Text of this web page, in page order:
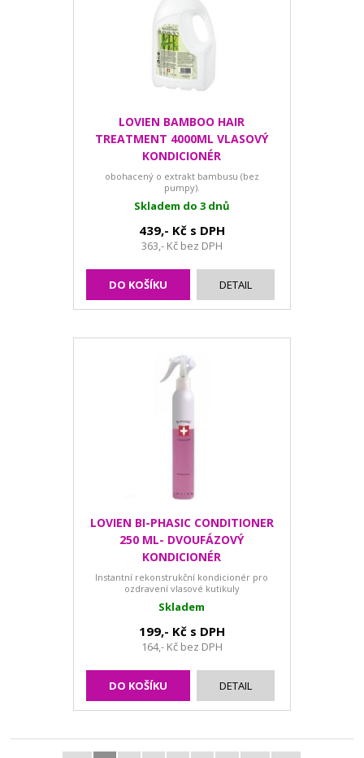
LOVIEN BAMBOO HAIR
TREATMENT 4000ML VLASOVÝ
KONDICIONÉR
obohacený o extrakt bambusu (bez
pumpy).
Skladem do 3 dnů
439,- Kč s DPH
363,- Kč bez DPH
DO KOŠÍKU DETAIL
LOVIEN BI-PHASIC CONDITIONER
250 ML- DVOUFÁZOVÝ
KONDICIONÉR
Instantní rekonstrukční kondicionér pro
ozdravení vlasové kutikuly
Skladem
199,- Kč s DPH
164,- Kč bez DPH
DO KOŠÍKU DETAIL